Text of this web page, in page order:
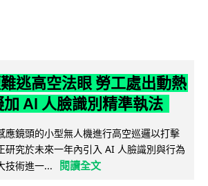
逃高空法眼 勞工處出動熱
AI 人臉識別精準執法
應鏡頭的小型無人機進行高空巡邏以打擊
研究於未來一年內引入 AI 人臉識別與行為
技術進一...
閱讀全文